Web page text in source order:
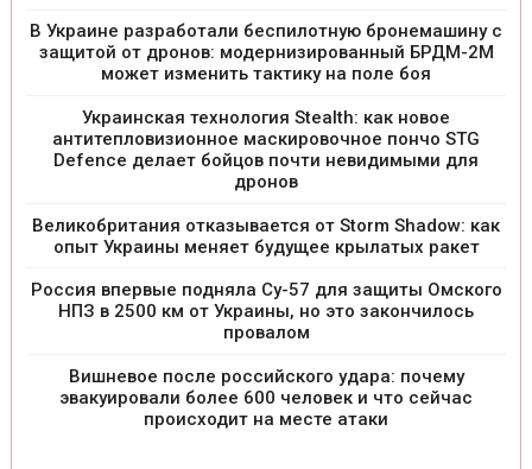
В Украине разработали беспилотную бронемашину с
защитой от дронов: модернизированный БРДМ-2М
может изменить тактику на поле боя
Украинская технология Stealth: как новое
антитепловизионное маскировочное пончо STG
Defence делает бойцов почти невидимыми для
дронов
Великобритания отказывается от Storm Shadow: как
опыт Украины меняет будущее крылатых ракет
Россия впервые подняла Су-57 для защиты Омского
НПЗ в 2500 км от Украины, но это закончилось
провалом
Вишневое после российского удара: почему
эвакуировали более 600 человек и что сейчас
происходит на месте атаки